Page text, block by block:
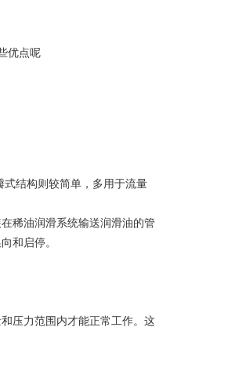
优点呢
结构则较简单，多用于流量
稀油润滑系统输送润滑油的管
和启停。
压力范围内才能正常工作。这